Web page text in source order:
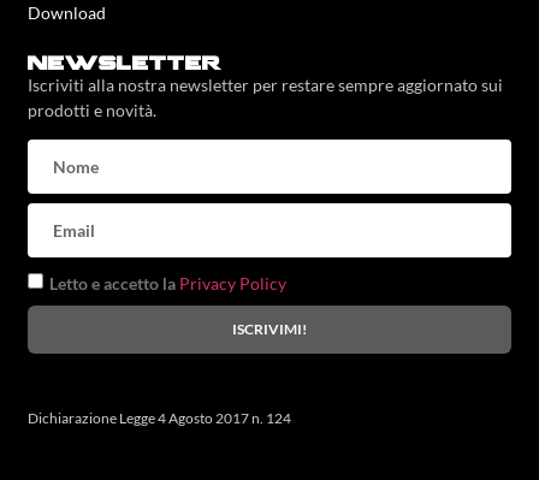
Download
newsletter
Iscriviti alla nostra newsletter per restare sempre aggiornato sui
prodotti e novità.
Letto e accetto la Privacy Policy
ISCRIVIMI!
Dichiarazione Legge 4 Agosto 2017 n. 124